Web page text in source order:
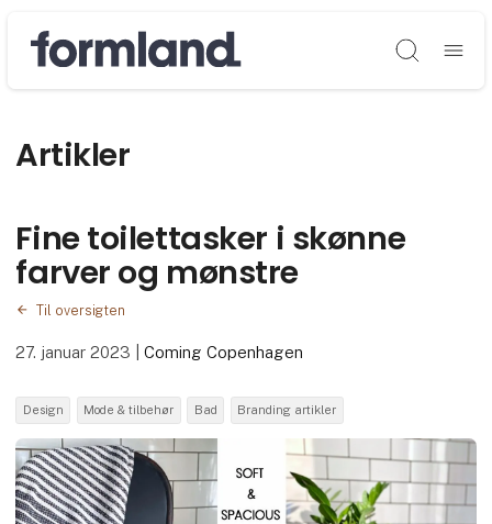
Søg
Artikler
Fine toilettasker i skønne
farver og mønstre
Til oversigten
27. januar 2023 |Coming Copenhagen
Design Mode & tilbehør Bad Branding artikler